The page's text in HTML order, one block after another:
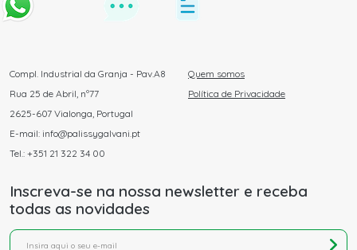
Compl. Industrial da Granja - Pav.A8
Rua 25 de Abril, nº77
2625-607 Vialonga, Portugal
E-mail: info@palissygalvani.pt
Tel.: +351 21 322 34 00
Quem somos
Política de Privacidade
Inscreva-se na nossa newsletter e receba
todas as novidades